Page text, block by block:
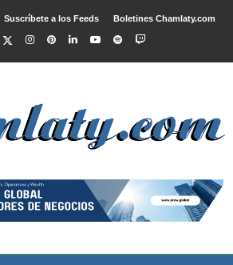
Suscríbete a los Feeds Boletines Chamlaty.com